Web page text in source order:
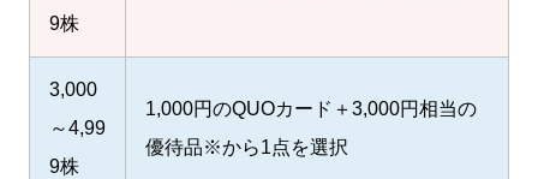
9株
3,000
～4,99
9株
1,000円のQUOカード＋3,000円相当の
優待品※から1点を選択